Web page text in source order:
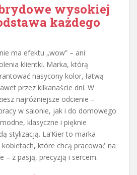
wysokiej
każdego
ma efektu „wow” – ani
klientki. Marka, którą
nasycony kolor, łatwą
przez kilkanaście dni. W
najróżniejsze odcienie –
w salonie, jak i do domowego
klasyczne i pięknie
stylizacją. La’Kier to marka
które chcą pracować na
– z pasją, precyzją i sercem.